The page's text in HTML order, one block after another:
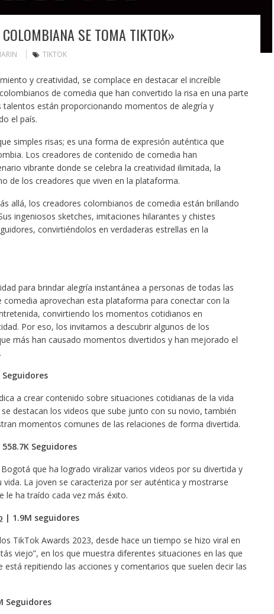
SE TOMA TIKTOK»
TIKTOK
y creatividad, se complace en destacar el increíble
de comedia que han convertido la risa en una parte
talentos están proporcionando momentos de alegría y
el país.
simples risas; es una forma de expresión auténtica que
Los creadores de contenido de comedia han
vibrante donde se celebra la creatividad ilimitada, la
de los creadores que viven en la plataforma.
allá, los creadores colombianos de comedia están brillando
ingeniosos sketches, imitaciones hilarantes y chistes
convirtiéndolos en verdaderas estrellas en la
para brindar alegría instantánea a personas de todas las
aprovechan esta plataforma para conectar con la
convirtiendo los momentos cotidianos en
Por eso, los invitamos a descubrir algunos de los
más han causado momentos divertidos y han mejorado el
Seguidores
a crear contenido sobre situaciones cotidianas de la vida
destacan los videos que sube junto con su novio, también
momentos comunes de las relaciones de forma divertida.
Seguidores
que ha logrado viralizar varios videos por su divertida y
La joven se caracteriza por ser auténtica y mostrarse
le ha traído cada vez más éxito.
| 1.9M seguidores
TikTok Awards 2023, desde hace un tiempo se hizo viral en
viejo”, en los que muestra diferentes situaciones en las que
repitiendo las acciones y comentarios que suelen decir las
Seguidores